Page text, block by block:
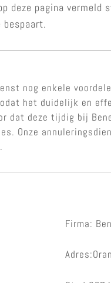
deze pagina
nog enkele
het duidelijk en
dat deze tijdig bij
Onze
Firma: